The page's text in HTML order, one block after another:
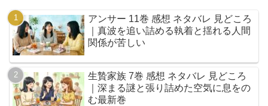
アンサー 11巻 感想 ネタバレ 見どころ
｜真波を追い詰める執着と揺れる人間
関係が苦しい
生贄家族 7巻 感想 ネタバレ 見どころ
｜深まる謎と張り詰めた空気に息をの
む最新巻